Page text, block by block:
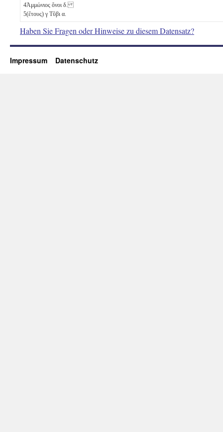
4Ἀμμώνιος ὄνοι δ .
5(ἔτους) γ Τῦβι α
Haben Sie Fragen oder Hinweise zu diesem Datensatz?
Impressum Datenschutz